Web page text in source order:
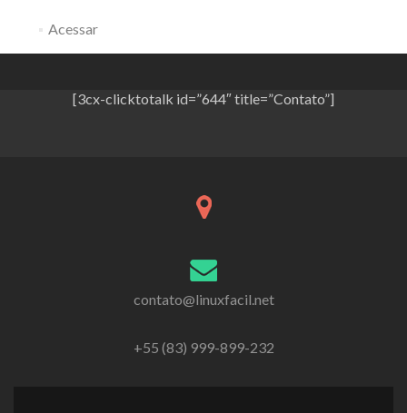
Acessar
[3cx-clicktotalk id=”644″ title=”Contato”]
contato@linuxfacil.net
+55 (83) 999-899-232